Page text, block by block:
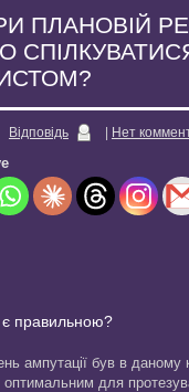
ПЛАНОВІЙ
Відповідь Нет
є правильною?
ампутації був в даному
оптимальним для